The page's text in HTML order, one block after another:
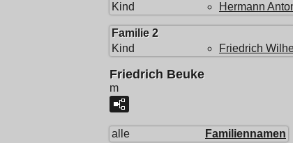
Kind
Hermann
Familie 2
Kind
Friedrich
Friedrich Beuke
m
alle Familiennamen